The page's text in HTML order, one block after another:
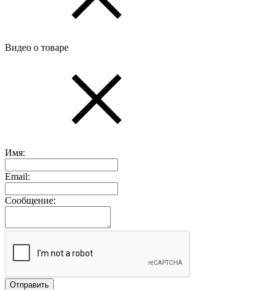
Видео о товаре
Имя:
Email:
Сообщение: